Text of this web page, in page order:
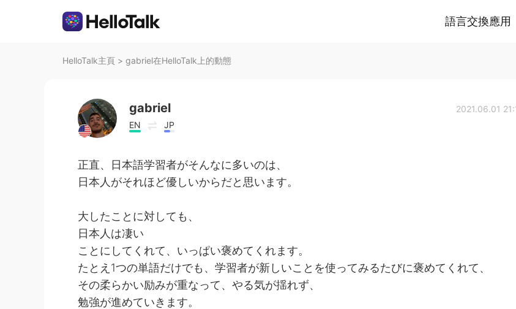
語言交換應用
HelloTalk主頁 > gabriel在HelloTalk上的動態
gabriel
EN JP
2021.06.01
正直、日本語学習者がそんなに多いのは、
日本人がそれほど優しいからだと思います。
大したことに対しても、
日本人は凄い
ことにしてくれて、いっぱい褒めてくれます。
たとえ1つの単語だけでも、学習者が新しいことを使ってみるたびに褒めてくれて、
その柔らかい励みが重なって、やる気が揺れず、
勉強が進めていきます。